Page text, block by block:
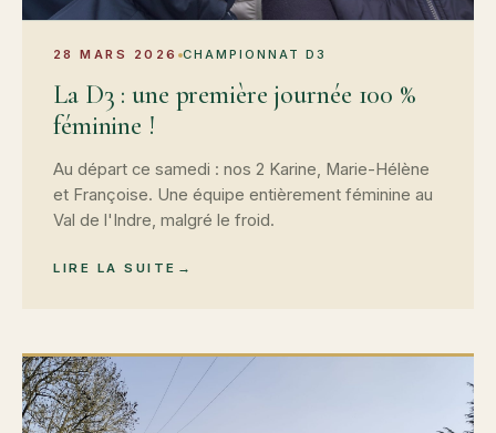
28 MARS 2026 CHAMPIONNAT D3
La D3 : une première journée 100 %
féminine !
Au départ ce samedi : nos 2 Karine, Marie-Hélène
et Françoise. Une équipe entièrement féminine au
Val de l'Indre, malgré le froid.
LIRE LA SUITE